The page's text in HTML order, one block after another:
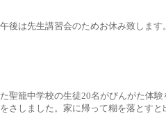
後は先生講習会のためお休み致します
聖籠中学校の生徒20名がびんがた体験
さしました。家に帰って糊を落とすと